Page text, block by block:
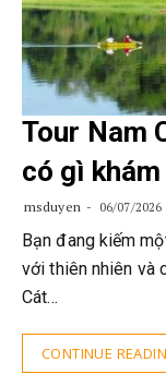
Tour Nam
có gì khám
msduyen 06/07/2026
Bạn đang kiếm
với thiên nhiên và
Cát…
CONTINUE